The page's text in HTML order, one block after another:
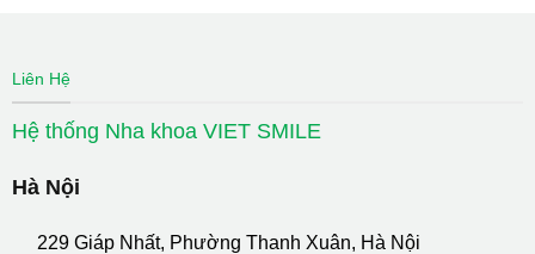
Liên Hệ
Hệ thống Nha khoa VIET SMILE
Hà Nội
229 Giáp Nhất, Phường Thanh Xuân, Hà Nội